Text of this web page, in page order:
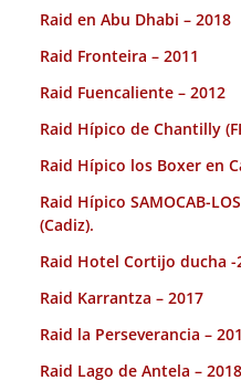
Raid en Abu Dhabi – 2018
Raid Fronteira – 2011
Raid Fuencaliente – 2012
Raid Hípico de Chantilly
Raid Hípico los Boxer en
Raid Hípico SAMOCAB-
(Cadiz).
Raid Hotel Cortijo ducha -
Raid Karrantza – 2017
Raid la Perseverancia –
Raid Lago de Antela – 2018